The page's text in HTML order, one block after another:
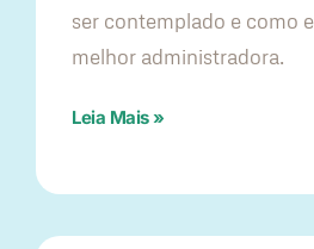
ser contemplado e como
melhor administradora.
Leia Mais »